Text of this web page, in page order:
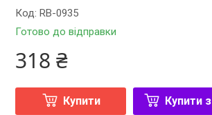
Готово до відправки
Код:RB-0935
318 ₴
Купити Купити з